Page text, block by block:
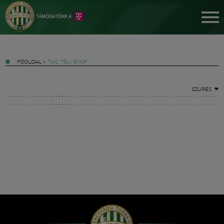
FŐOLDAL » TAG: TÉLI EYOF
SZŰRÉS
Hírek